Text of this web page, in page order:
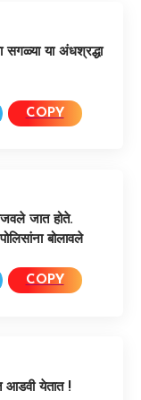
या अंधश्रद्धा
COPY
जात होते.
बोलावले
COPY
आडवी येतात !